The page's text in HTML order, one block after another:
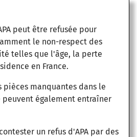
peut être refusée pour
le non-respect des
telles que l'âge, la perte
en France.
pièces manquantes dans le
peuvent également entraîner
un refus d'APA par des